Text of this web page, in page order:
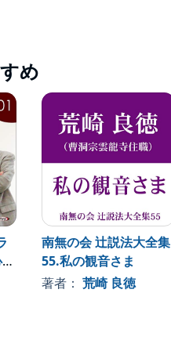
た遊びとは？ ～時空のグラ
分。平等性智…ひとつい
しい動作ができる知恵。
の持ち方。
空（から）だ。宝（たから）
とは？
。
せる方法。
の会」第145回（2009年11
め
南無の会 辻説法大全集
55.私の観音さま
著者： 荒崎 良徳